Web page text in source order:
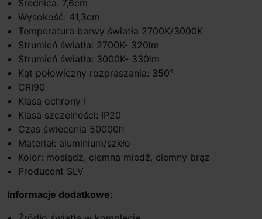
Średnica: 7,6cm
Wysokość: 41,3cm
Temperatura barwy światła 2700K/3000K
Strumień światła: 2700K- 320lm
Strumień światła: 3000K- 330lm
Kąt połowiczny rozpraszania: 350°
CRI90
Klasa ochrony I
Klasa szczelności: IP20
Czas świecenia 50000h
Materiał: aluminium/szkło
Kolor: mosiądz, ciemna miedź, ciemny brąz
Producent SLV
Informacje dodatkowe: